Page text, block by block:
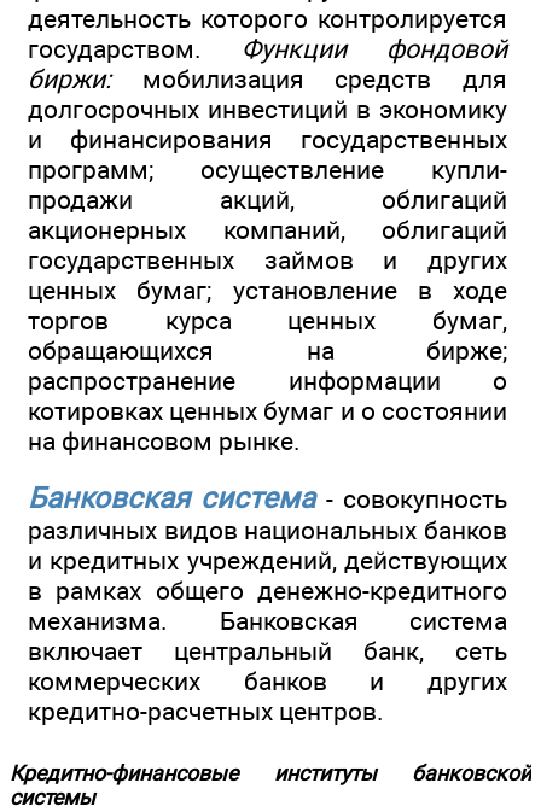
деятельность которого контролируется
государством. Функции фондовой
биржи:мобилизация средств для
долгосрочных инвестиций в экономику
и финансирования государственных
программ; осуществление купли-
продажи акций, облигаций
акционерных компаний, облигаций
государственных займов и других
ценных бумаг; установление в ходе
торгов курса ценных бумаг,
обращающихся на бирже;
распространение информации о
котировках ценных бумаг и о состоянии
на финансовом рынке.
Банковская система- совокупность
различных видов национальных банков
и кредитных учреждений, действующих
в рамках общего денежно-кредитного
механизма. Банковская система
включает центральный банк, сеть
коммерческих банков и других
кредитно-расчетных центров.
Кредитно-финансовые институты банковской
системы